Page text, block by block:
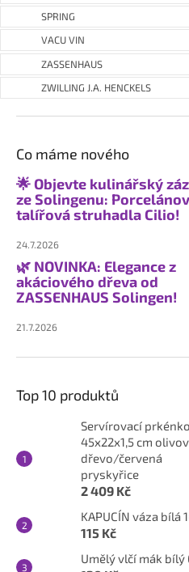
SPRING
VACU VIN
ZASSENHAUS
ZWILLING J.A. HENCKELS
Co máme nového
🌟 Objevte kulinářský
ze Solingenu:
talířová struhadla Cilio!
24.7.2026
🌿 NOVINKA: Elegance z
akáciového dřeva od
ZASSENHAUS Solingen!
21.7.2026
Top 10 produktů
Servírovací prkénko
45x22x1,5 cm
dřevo/červená
pryskyřice
2 409 Kč
KAPUCÍN váza bílá
115 Kč
Umělý vlčí mák bílý